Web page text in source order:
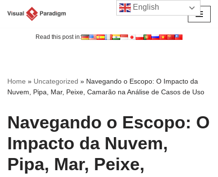
Read this post in:
Home » Uncategorized » Navegando o Escopo: O Impacto da
Nuvem, Pipa, Mar, Peixe, Camarão na Análise de Casos de Uso
Navegando o Escopo: O
Impacto da Nuvem,
Pipa, Mar, Peixe,
English